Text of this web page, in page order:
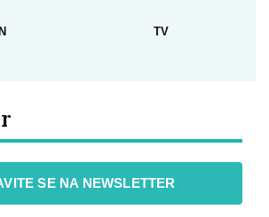
TV
SE NA NEWSLETTER